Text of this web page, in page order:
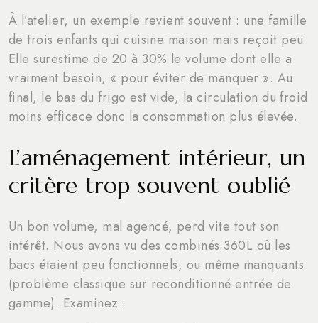
À l’atelier, un exemple revient souvent : une famille
de trois enfants qui cuisine maison mais reçoit peu.
Elle surestime de 20 à 30% le volume dont elle a
vraiment besoin, « pour éviter de manquer ». Au
final, le bas du frigo est vide, la circulation du froid
moins efficace donc la consommation plus élevée.
L’aménagement intérieur, un
critère trop souvent oublié
Un bon volume, mal agencé, perd vite tout son
intérêt. Nous avons vu des combinés 360L où les
bacs étaient peu fonctionnels, ou même manquants
(problème classique sur reconditionné entrée de
gamme). Examinez :